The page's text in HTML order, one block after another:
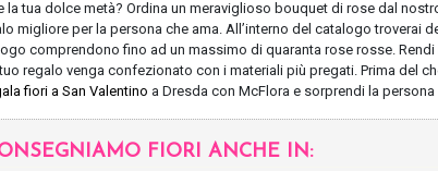
tua dolce metà? Ordina un meraviglioso bouquet di rose dal
migliore per la persona che ama. All’interno del catalogo troverai
comprendono fino ad un massimo di quaranta rose rosse.
regalo venga confezionato con i materiali più pregati. Prima del
fiori a San Valentino a Dresda con McFlora e sorprendi la persona
FIORI ANCHE IN: